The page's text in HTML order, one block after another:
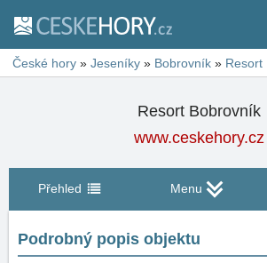
České hory » Jeseníky » Bobrovník » Resort
Resort Bobrovník
www.ceskehory.cz
Přehled Menu
Podrobný popis objektu